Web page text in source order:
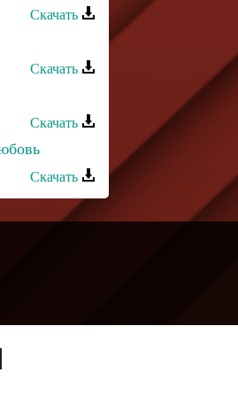
Скачать
Скачать
Скачать
Скачать